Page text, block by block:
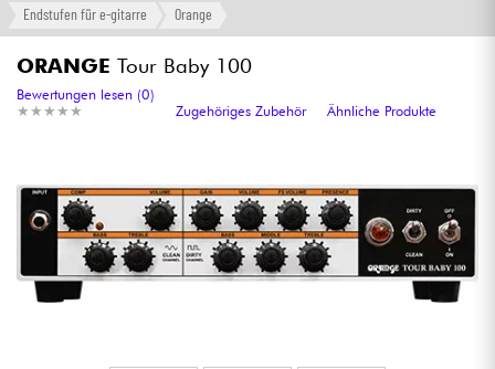
Verstärker & Effekte
Synths & samplers
Studio
Endstufen für e-gitarre
Orange
ORANGE Tour Baby 100
★ ★ ★ ★ ★
★ ★ ★ ★ ★
Bewertungen lesen (0)
Zugehöriges Zubehör
Ähnliche Produkte